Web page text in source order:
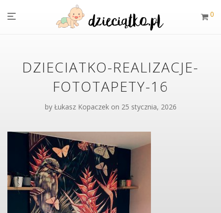
0
DZIECIATKO-REALIZACJE-
FOTOTAPETY-16
by Łukasz Kopaczek on 25 stycznia, 2026